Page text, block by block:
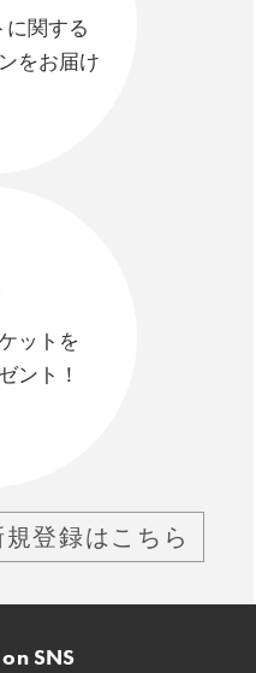
に関する
をお届け
ットを
ント！
規登録はこちら
SNS